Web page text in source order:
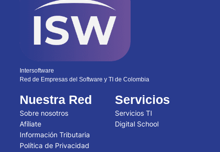
Intersoftware
Red de Empresas del Software y TI de Colombia
Nuestra Red
Sobre nosotros
Afíliate
Información Tributaria
Política de Privacidad
Servicios
Servicios TI
Digital School